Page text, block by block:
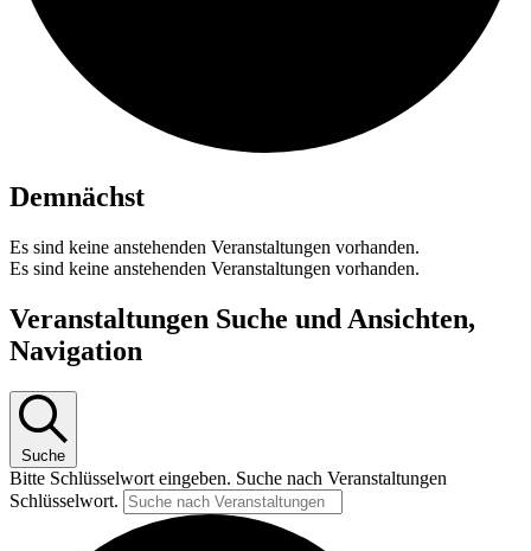
Demnächst
Es sind keine anstehenden Veranstaltungen vorhanden.
Es sind keine anstehenden Veranstaltungen vorhanden.
Veranstaltungen Suche und Ansichten,
Navigation
Suche
Bitte Schlüsselwort eingeben. Suche nach Veranstaltungen
Schlüsselwort.